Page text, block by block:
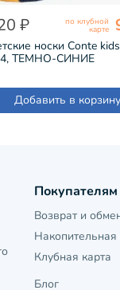
₽ по клубной
карте
носки Conte
ТЕМНО-СИНИЕ
Добавить в корзину
Покупателям
Возврат и
Накопительная
Клубная карта
Блог